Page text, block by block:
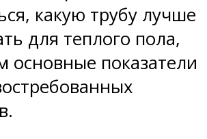
какую трубу лучше
для теплого пола,
основные показатели